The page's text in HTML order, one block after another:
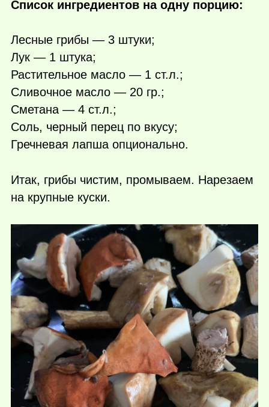
Список ингредиентов на одну порцию:
Лесные грибы — 3 штуки;
Лук — 1 штука;
Растительное масло — 1 ст.л.;
Сливочное масло — 20 гр.;
Сметана — 4 ст.л.;
Соль, черный перец по вкусу;
Гречневая лапша опционально.
Итак, грибы чистим, промываем. Нарезаем
на крупные куски.